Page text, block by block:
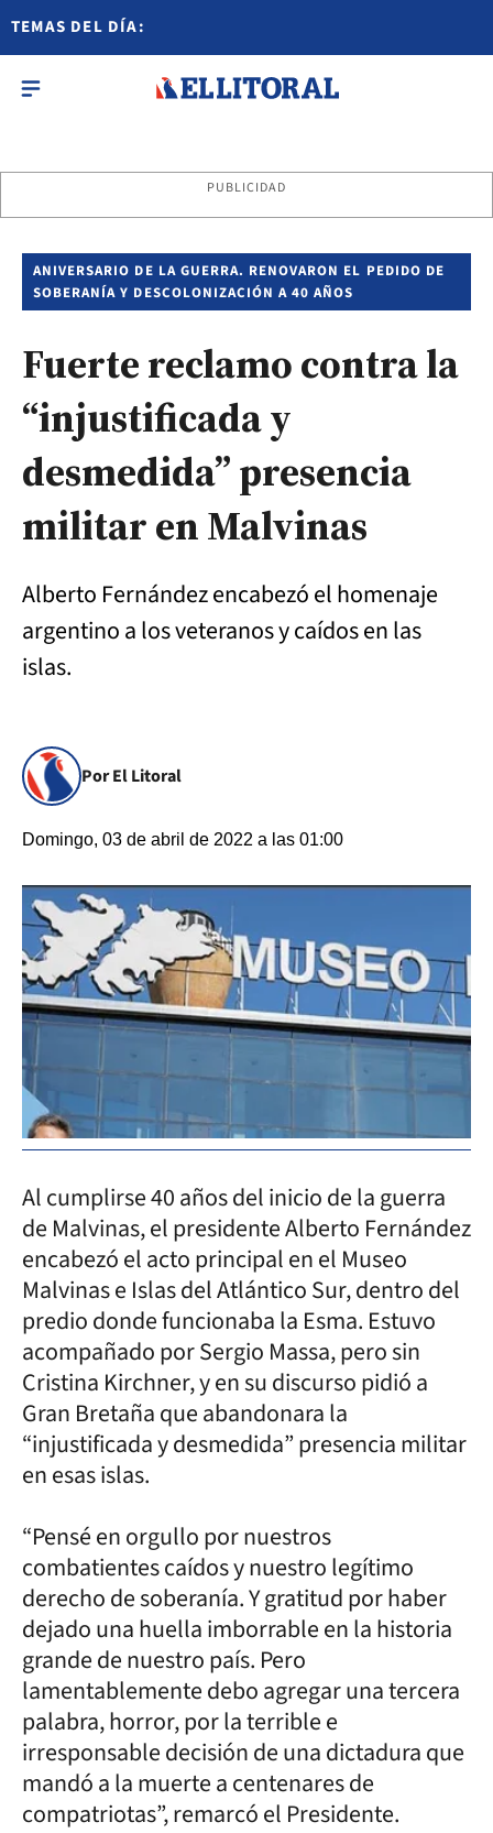
TEMAS DEL DÍA:
PUBLICIDAD
ANIVERSARIO DE LA GUERRA. RENOVARON EL PEDIDO DE
SOBERANÍA Y DESCOLONIZACIÓN A 40 AÑOS
Fuerte reclamo contra la
“injustificada y
desmedida” presencia
militar en Malvinas
Alberto Fernández encabezó el homenaje
argentino a los veteranos y caídos en las
islas.
Por El Litoral
Domingo, 03 de abril de 2022 a las 01:00
Al cumplirse 40 años del inicio de la guerra
de Malvinas, el presidente Alberto Fernández
encabezó el acto principal en el Museo
Malvinas e Islas del Atlántico Sur, dentro del
predio donde funcionaba la Esma. Estuvo
acompañado por Sergio Massa, pero sin
Cristina Kirchner, y en su discurso pidió a
Gran Bretaña que abandonara la
“injustificada y desmedida” presencia militar
en esas islas.
“Pensé en orgullo por nuestros
combatientes caídos y nuestro legítimo
derecho de soberanía. Y gratitud por haber
dejado una huella imborrable en la historia
grande de nuestro país. Pero
lamentablemente debo agregar una tercera
palabra, horror, por la terrible e
irresponsable decisión de una dictadura que
mandó a la muerte a centenares de
compatriotas”, remarcó el Presidente.